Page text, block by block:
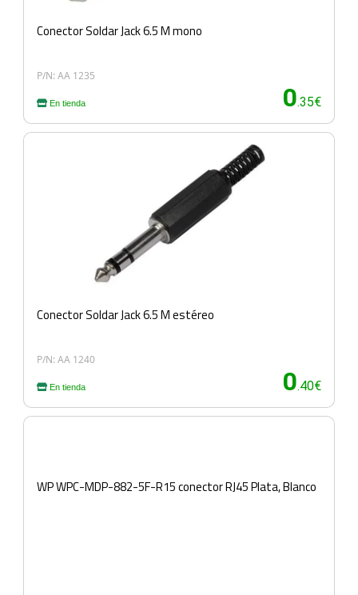
Conector Soldar Jack 6.5 M mono
P/N: AA 1235
En tienda 0.35€
Conector Soldar Jack 6.5 M estéreo
P/N: AA 1240
En tienda 0.40€
WP WPC-MDP-882-5F-R15 conector RJ45 Plata, Blanco